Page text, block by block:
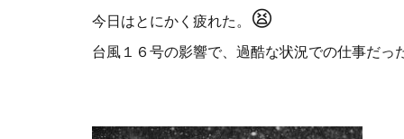
今日はとにかく疲れた。 😫
台風１６号の影響で、過酷な状況での仕事だっ